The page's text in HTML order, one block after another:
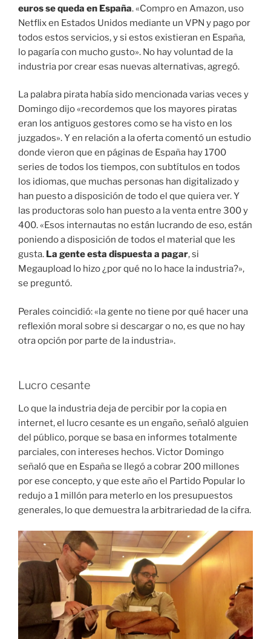
euros se queda en España. «Compro en Amazon, uso
Netflix en Estados Unidos mediante un VPN y pago por
todos estos servicios, y si estos existieran en España,
lo pagaría con mucho gusto». No hay voluntad de la
industria por crear esas nuevas alternativas, agregó.
La palabra pirata había sido mencionada varias veces y
Domingo dijo «recordemos que los mayores piratas
eran los antiguos gestores como se ha visto en los
juzgados». Y en relación a la oferta comentó un estudio
donde vieron que en páginas de España hay 1700
series de todos los tiempos, con subtítulos en todos
los idiomas, que muchas personas han digitalizado y
han puesto a disposición de todo el que quiera ver. Y
las productoras solo han puesto a la venta entre 300 y
400. «Esos internautas no están lucrando de eso, están
poniendo a disposición de todos el material que les
gusta. La gente esta dispuesta a pagar, si
Megaupload lo hizo ¿por qué no lo hace la industria?»,
se preguntó.
Perales coincidió: «la gente no tiene por qué hacer una
reflexión moral sobre si descargar o no, es que no hay
otra opción por parte de la industria».
Lucro cesante
Lo que la industria deja de percibir por la copia en
internet, el lucro cesante es un engaño, señaló alguien
del público, porque se basa en informes totalmente
parciales, con intereses hechos. Victor Domingo
señaló que en España se llegó a cobrar 200 millones
por ese concepto, y que este año el Partido Popular lo
redujo a 1 millón para meterlo en los presupuestos
generales, lo que demuestra la arbitrariedad de la cifra.